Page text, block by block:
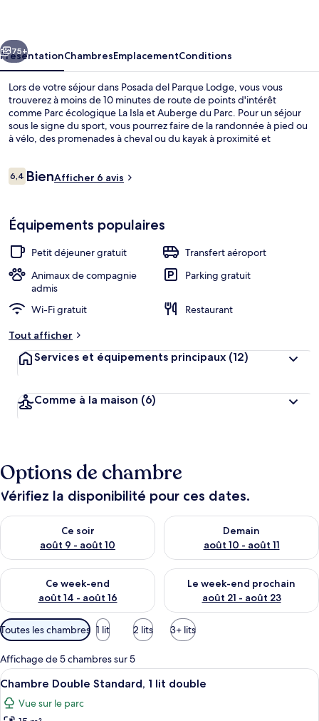
Suivant
75+
PrésentationChambresEmplacementConditions
Lors de votre séjour dans Posada del Parque Lodge, vous vous
trouverez à moins de 10 minutes de route de points d'intérêt
comme Parc écologique La Isla et Auberge du Parc. Pour un séjour
sous le signe du sport, vous pourrez faire de la randonnée à pied ou
à vélo, des promenades à cheval ou du kayak à proximité et
entre 09 h 00 et 11 h 00. Ce lodge de style colonial abrite en outre
Avis
voyageurs
6,46,4 sur 10
BienAfficher 6 avis
Équipements populaires
Petit déjeuner gratuit
Transfert aéroport
Animaux de compagnie
admis
Parking gratuit
Wi-Fi gratuit
Restaurant
Tout afficher
Services et équipements principaux (12)
Comme à la maison (6)
Options de chambre
Vérifiez la disponibilité pour ces dates.
Ce soir
août 9 - août 10
Vérifier la disponibilité pour ce soir août 9 - août 10
Demain
août 10 - août 11
Vérifier la disponibilité pour
Ce week-end
août 14 - août 16
Vérifier la disponibilité pour ce week-end août 14 - août 16
Le week-end prochain
août 21 - août 23
Vérifier la disponibilité pour
Filtres
disponibles
pour
les
chambres
Toutes les chambres 1 lit 2 lits 3+ lits
Affichage de 5 chambres sur 5
Afficher
toutes
les
Coffres-forts dans les chambres, Wi-
7
Chambre Double Standard, 1 lit double
Vue sur le parc